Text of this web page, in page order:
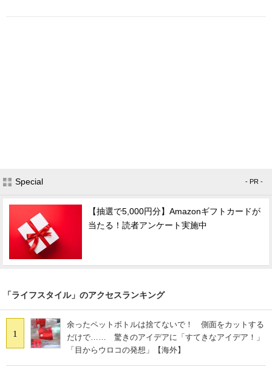
Special - PR -
【抽選で5,000円分】Amazonギフトカードが
当たる！読者アンケート実施中
「ライフスタイル」のアクセスランキング
1
余ったペットボトルは捨てないで！ 側面をカットする
だけで…… 驚きのアイデアに「すてきなアイデア！」
「目からウロコの発想」【海外】